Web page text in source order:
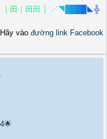
｜ 田 ｜ 田 田 ╱◥ ◣╬
vào đường link Facebook